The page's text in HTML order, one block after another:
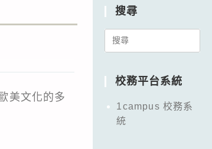
美文化的多
搜尋
Search
校務平台系統
1campus 校務系
統